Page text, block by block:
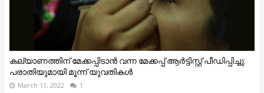
കല്യാണത്തിന് മേക്കപ്പിടാൻ വന്ന മേക്കപ്പ് ആർട്ടിസ്റ്റ് പീഡിപ്പിച്ചു:
പരാതിയുമായി മൂന്ന് യുവതികൾ
March 11, 2022 1